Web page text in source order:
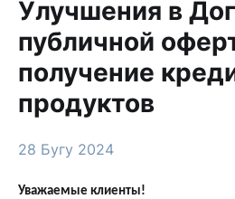
Улучшения в
публичной
получение
продуктов
28 Бугу 2024
Уважаемые клиенты!